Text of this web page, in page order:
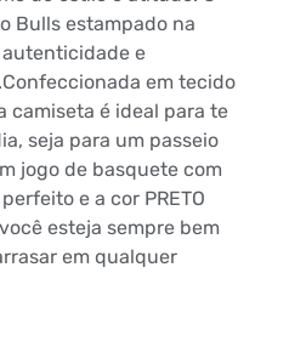
Bulls estampado na
e
em tecido
camiseta é ideal para te
seja para um passeio
jogo de basquete com
e a cor PRETO
esteja sempre bem
em qualquer